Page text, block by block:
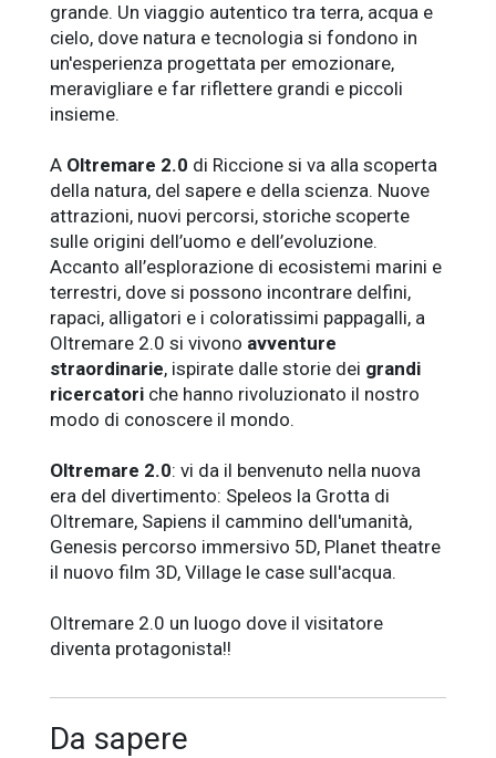
grande. Un viaggio autentico tra terra, acqua e
cielo, dove natura e tecnologia si fondono in
un'esperienza progettata per emozionare,
meravigliare e far riflettere grandi e piccoli
insieme.
A Oltremare 2.0 di Riccione si va alla scoperta
della natura, del sapere e della scienza. Nuove
attrazioni, nuovi percorsi, storiche scoperte
sulle origini dell’uomo e dell’evoluzione.
Accanto all’esplorazione di ecosistemi marini e
terrestri, dove si possono incontrare delfini,
rapaci, alligatori e i coloratissimi pappagalli, a
Oltremare 2.0 si vivono avventure
straordinarie, ispirate dalle storie dei grandi
ricercatori che hanno rivoluzionato il nostro
modo di conoscere il mondo.
Oltremare 2.0: vi da il benvenuto nella nuova
era del divertimento: Speleos la Grotta di
Oltremare, Sapiens il cammino dell'umanità,
Genesis percorso immersivo 5D, Planet theatre
il nuovo film 3D, Village le case sull'acqua.
Oltremare 2.0 un luogo dove il visitatore
diventa protagonista!!
Da sapere